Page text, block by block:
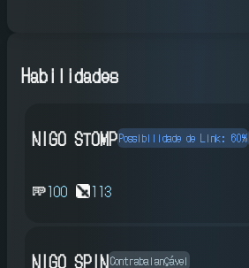
Habilidades
NIGO STOMPPossibilidade de Link: 60%
100 113
NIGO SPINContrabalançável